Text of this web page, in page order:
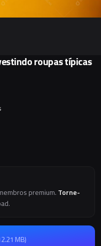
roupas típicas
premium. Torne-
MB)